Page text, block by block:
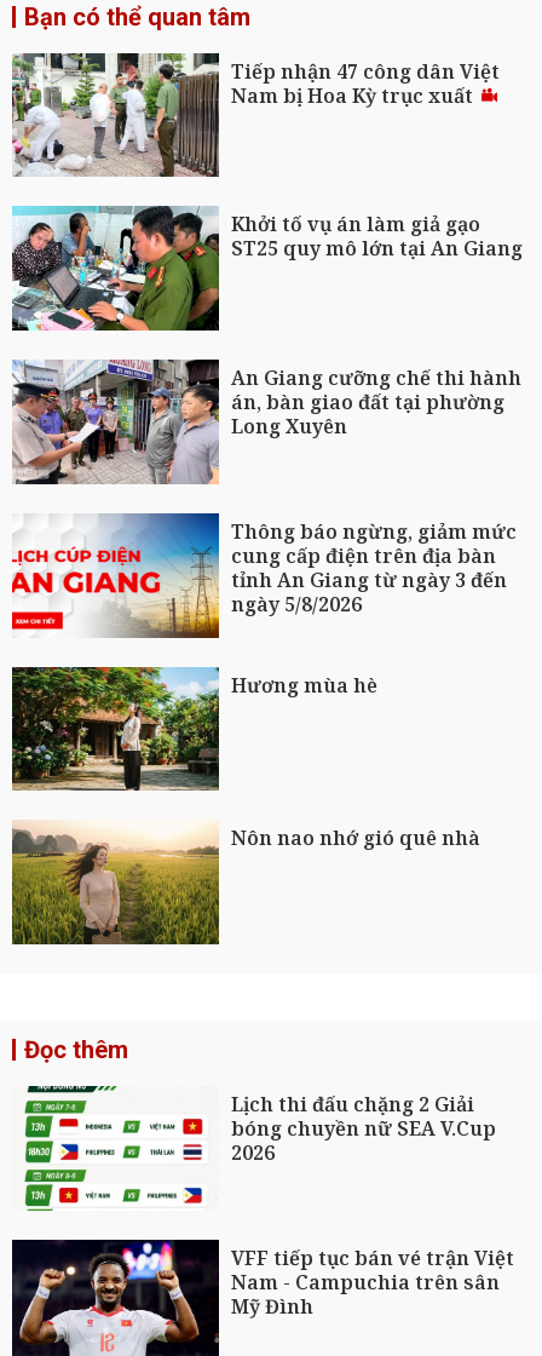
Bạn có thể quan tâm
Tiếp nhận 47 công dân Việt
Nam bị Hoa Kỳ trục xuất
Khởi tố vụ án làm giả gạo
ST25 quy mô lớn tại An Giang
An Giang cưỡng chế thi hành
án, bàn giao đất tại phường
Long Xuyên
Thông báo ngừng, giảm mức
cung cấp điện trên địa bàn
tỉnh An Giang từ ngày 3 đến
ngày 5/8/2026
Hương mùa hè
Nôn nao nhớ gió quê nhà
Đọc thêm
Lịch thi đấu chặng 2 Giải
bóng chuyền nữ SEA V.Cup
2026
VFF tiếp tục bán vé trận Việt
Nam - Campuchia trên sân
Mỹ Đình